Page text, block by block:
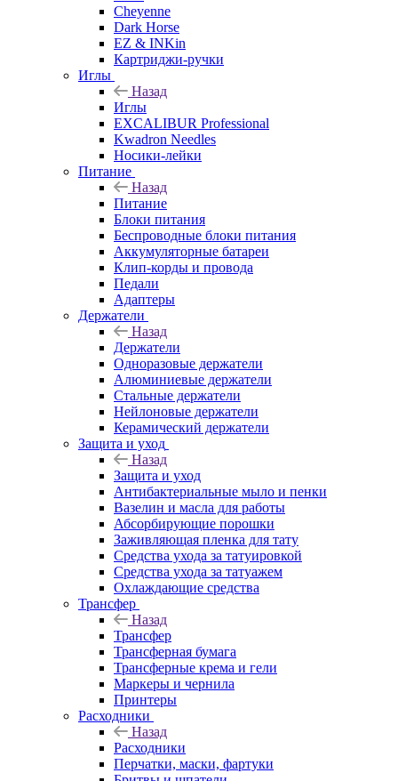
Cheyenne
Dark Horse
EZ & INKin
Картриджи-ручки
Иглы
Назад
Иглы
EXCALIBUR Professional
Kwadron Needles
Носики-лейки
Питание
Назад
Питание
Блоки питания
Беспроводные блоки питания
Аккумуляторные батареи
Клип-корды и провода
Педали
Адаптеры
Держатели
Назад
Держатели
Одноразовые держатели
Алюминиевые держатели
Стальные держатели
Нейлоновые держатели
Керамический держатели
Защита и уход
Назад
Защита и уход
Антибактериальные мыло и пенки
Вазелин и масла для работы
Абсорбирующие порошки
Заживляющая пленка для тату
Средства ухода за татуировкой
Средства ухода за татуажем
Охлаждающие средства
Трансфер
Назад
Трансфер
Трансферная бумага
Трансферные крема и гели
Маркеры и чернила
Принтеры
Расходники
Назад
Расходники
Перчатки, маски, фартуки